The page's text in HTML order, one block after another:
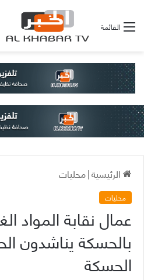
القائمة
الرئيسية|محليات
محليات
عمال نقابة المواد
بالحسكة يناشدون
الحسكة